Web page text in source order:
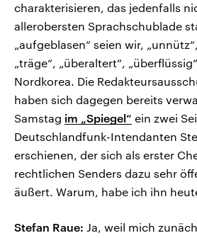
charakterisieren, das jedenfalls
allerobersten Sprachschublade
„aufgeblasen“ seien wir,
„träge“, „überaltert“,
Nordkorea. Die
haben sich dagegen bereits
Samstag im „Spiegel“ ein zwei
Deutschlandfunk-Intendanten
erschienen, der sich als erster
rechtlichen Senders dazu sehr
äußert. Warum, habe ich ihn
Stefan Raue: Ja, weil mich